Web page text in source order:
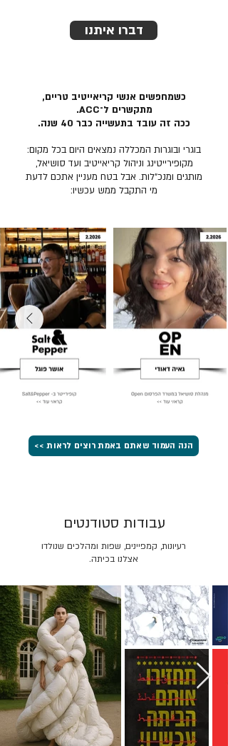
דברו איתנו
כשמחפשים אנשי קריאייטיב טריים,
מתקשרים ל־ACC.
ככה זה עובד בתעשייה כבר 40 שנה.
בוגרי ובוגרות המכללה נמצאים היום בכל מקום:
מקופירייטינג וניהול קריאייטיב ועד סושיאל,
מותגים ומנכ״לות. אבל בטח מעניין אתכם לדעת
מי התקבל ממש עכשיו:
הנה העמוד שאתם באמת רוצים לראות >>
רעיונות, קמפיינים, שפות ומהלכים שנולדו
אצלנו בכיתה.
עבודות סטודנטים